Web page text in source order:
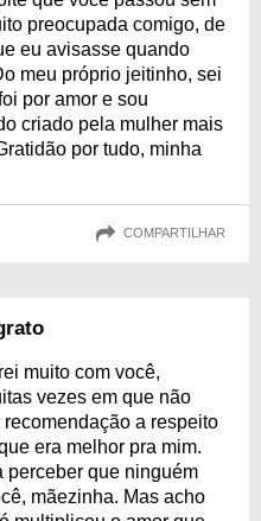
preocupada comigo, de
eu avisasse quando
meu próprio jeitinho, sei
por amor e sou
criado pela mulher mais
por tudo, minha
COMPARTILHAR
muito com você,
vezes em que não
a respeito
era melhor pra mim.
perceber que ninguém
mãezinha. Mas acho